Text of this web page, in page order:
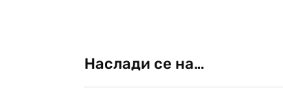
Наслади се на…